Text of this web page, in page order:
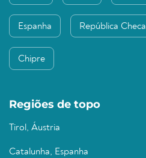
Espanha República Checa
Chipre
Regiões de topo
Tirol, Áustria
Catalunha, Espanha